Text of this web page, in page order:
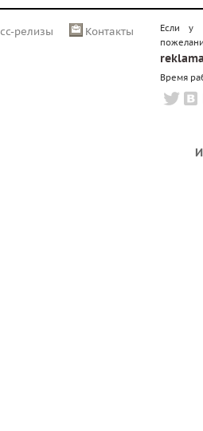
релизы Контакты
Если у
Время